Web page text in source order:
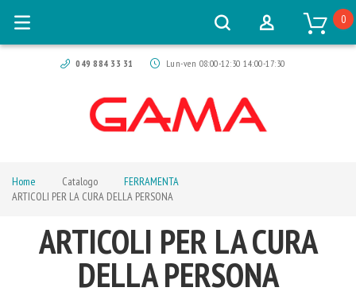
049 884 33 31 Lun-ven 08:00-12:30 14:00-17:30
0
Home Catalogo
FERRAMENTA
ARTICOLI PER LA CURA DELLA PERSONA
ARTICOLI PER LA CURA
DELLA PERSONA